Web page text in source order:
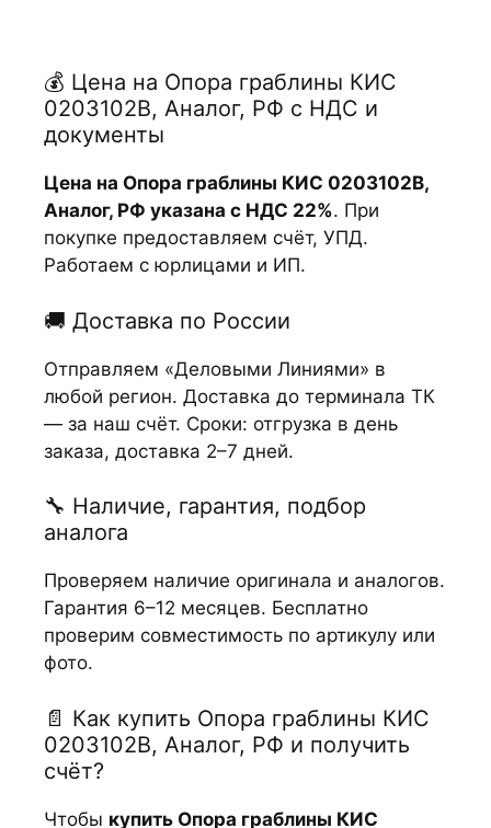
💰 Цена на Опора граблины КИС
0203102В, Аналог, РФ с НДС и
документы
Цена на Опора граблины КИС 0203102В,
Аналог, РФ указана с НДС 22%. При
покупке предоставляем счёт, УПД.
Работаем с юрлицами и ИП.
🚚 Доставка по России
Отправляем «Деловыми Линиями» в
любой регион. Доставка до терминала ТК
— за наш счёт. Сроки: отгрузка в день
заказа, доставка 2–7 дней.
🔧 Наличие, гарантия, подбор
аналога
Проверяем наличие оригинала и аналогов.
Гарантия 6–12 месяцев. Бесплатно
проверим совместимость по артикулу или
фото.
📄 Как купить Опора граблины КИС
0203102В, Аналог, РФ и получить
счёт?
Чтобы купить Опора граблины КИС